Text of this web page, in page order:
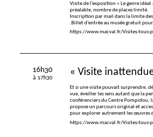
Visite de l’exposition « Le genre idéal
préalable, nombre de places limité.
Inscription par mail dans la limite
.Billet d’entrée au musée gratuit
https://www.macval.fr/Visites-tous-
16h30
à 17h30
« Visite
Et si une visite pouvait surprendre,
vue, éveiller les sens autant que la
conférenciers du Centre Pompidou,
propose un parcours original et
pour explorer autrement les œuvres
https://www.macval.fr/Visites-tous-